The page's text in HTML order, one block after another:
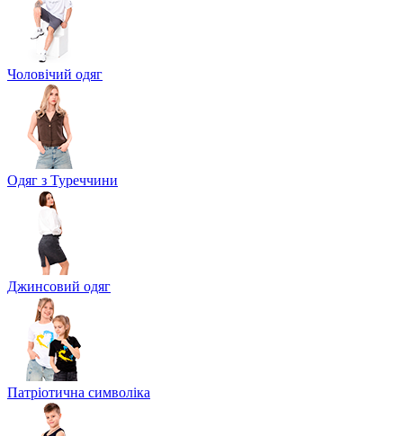
Чоловічий одяг
Одяг з Туреччини
Джинсовий одяг
Патріотична символіка